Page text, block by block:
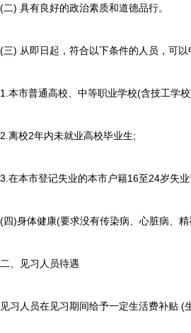
具有良好的政治素质和道德品行。
从即日起，符合以下条件的人员，可以
市普通高校、中等职业学校(含技工学校
校2年内未就业高校毕业生;
本市登记失业的本市户籍16至24岁失业
身体健康(要求没有传染病、心脏病、精
见习人员待遇
人员在见习期间给予一定生活费补贴 (生